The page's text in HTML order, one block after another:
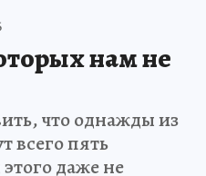
нам не
что однажды из
всего пять
даже не